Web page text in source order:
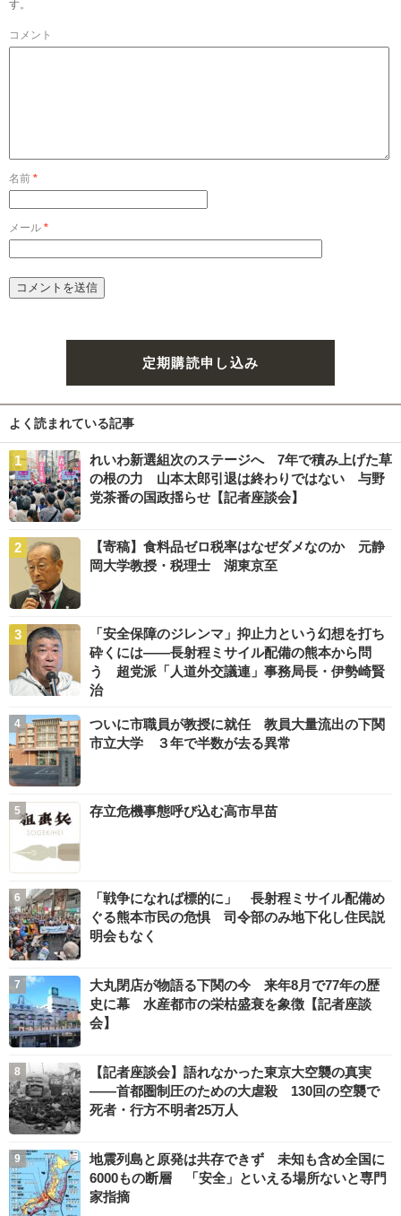
す。
コメント
名前 *
メール *
定期購読申し込み
よく読まれている記事
れいわ新選組次のステージへ 7年で積み上げた草
の根の力 山本太郎引退は終わりではない 与野
党茶番の国政揺らせ【記者座談会】
【寄稿】食料品ゼロ税率はなぜダメなのか 元静
岡大学教授・税理士 湖東京至
「安全保障のジレンマ」抑止力という幻想を打ち
砕くには――長射程ミサイル配備の熊本から問
う 超党派「人道外交議連」事務局長・伊勢崎賢
治
ついに市職員が教授に就任 教員大量流出の下関
市立大学 ３年で半数が去る異常
存立危機事態呼び込む高市早苗
「戦争になれば標的に」 長射程ミサイル配備め
ぐる熊本市民の危惧 司令部のみ地下化し住民説
明会もなく
大丸閉店が物語る下関の今 来年8月で77年の歴
史に幕 水産都市の栄枯盛衰を象徴【記者座談
会】
【記者座談会】語れなかった東京大空襲の真実
――首都圏制圧のための大虐殺 130回の空襲で
死者・行方不明者25万人
地震列島と原発は共存できず 未知も含め全国に
6000もの断層 「安全」といえる場所ないと専門
家指摘